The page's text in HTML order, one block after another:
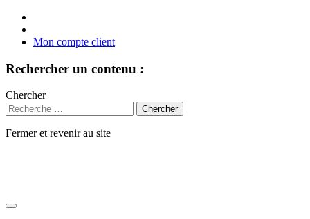
Mon compte client
Rechercher un contenu :
Chercher
Fermer et revenir au site